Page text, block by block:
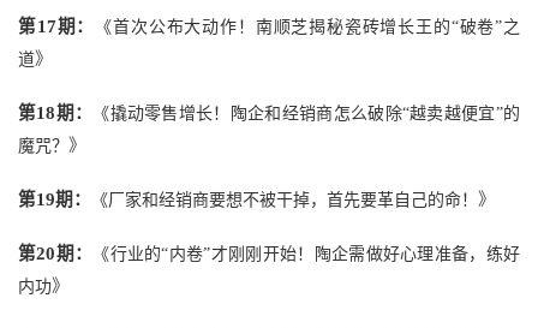
第17期： 《首次公布大动作！南顺芝揭秘瓷砖增长王的“破卷”之
道》
第18期： 《撬动零售增长！陶企和经销商怎么破除“越卖越便宜”的
魔咒？ 》
第19期： 《厂家和经销商要想不被干掉，首先要革自己的命！ 》
第20期： 《行业的“内卷”才刚刚开始！陶企需做好心理准备，练好
内功》